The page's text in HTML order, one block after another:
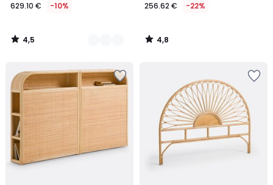
629.10 € -10%
4,5
/
256.62 € -22%
4,8
/